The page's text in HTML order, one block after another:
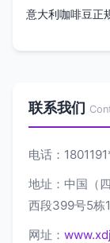
意大利咖啡豆正
联系我们
电话：
地址：中国（
西段399号5栋
网址：